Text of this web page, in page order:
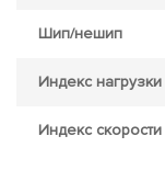
Шип/нешип
Индекс нагрузки
Индекс скорости